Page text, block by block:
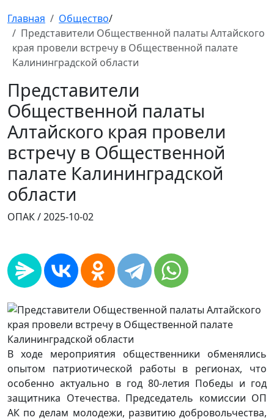
Главная Общество/
Представители Общественной палаты Алтайского
края провели встречу в Общественной палате
Калининградской области
Представители
Общественной палаты
Алтайского края провели
встречу в Общественной
палате Калининградской
области
ОПАК /2025-10-02
В ходе мероприятия общественники обменялись
опытом патриотической работы в регионах, что
особенно актуально в год 80-летия Победы и год
защитника Отечества. Председатель комиссии ОП
АК по делам молодежи, развитию добровольчества,